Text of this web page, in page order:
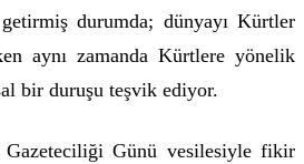
durumda; dünyayı Kürtler
aynı zamanda Kürtlere yönelik
bir duruşu teşvik ediyor.
Günü vesilesiyle fikir